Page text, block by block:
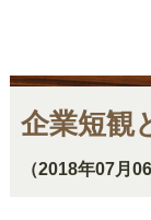
企業短観
（2018年07月06